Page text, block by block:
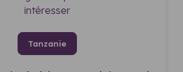
intéresser
Tanzanie